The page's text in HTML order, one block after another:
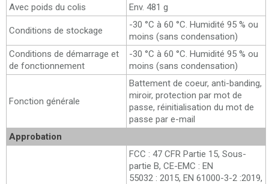
Avec poids du colis
Env. 481 g
Conditions de stockage
-30 °C à 60 °C. Humidité 95 % ou
moins (sans condensation)
Conditions de démarrage et
de fonctionnement
-30 °C à 60 °C. Humidité 95 % ou
moins (sans condensation)
Fonction générale
Battement de coeur, anti-banding,
miroir, protection par mot de
passe, réinitialisation du mot de
passe par e-mail
Approbation
FCC : 47 CFR Partie 15, Sous-
partie B, CE-EMC : EN
55032 : 2015, EN 61000-3-2 :2019,